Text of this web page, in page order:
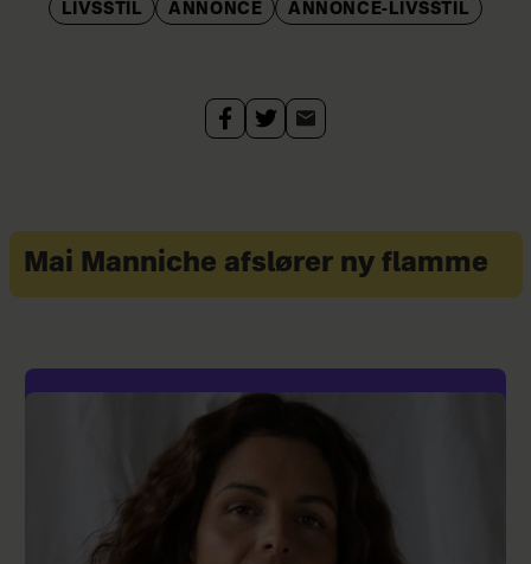
LIVSSTIL ANNONCE ANNONCE-LIVSSTIL
Mai Manniche afslører ny flamme